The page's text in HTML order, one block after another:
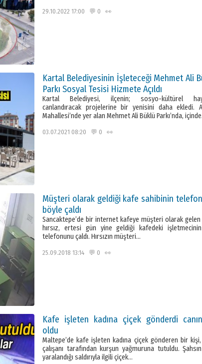
29.10.2022 17:00 💬 0 👀
Kartal Belediyesinin İşleteceği Mehmet Ali
Parkı Sosyal Tesisi Hizmete Açıldı
Kartal Belediyesi, ilçenin; sosyo-kültürel
canlandıracak projelerine bir yenisini daha ekledi.
Mahallesi’nde yer alan Mehmet Ali Büklü Parkı’nda,
03.07.2021 08:20 💬 0 👀
Müşteri olarak geldiği kafe sahibinin
böyle çaldı
Sancaktepe’de bir internet kafeye müşteri olarak gelen
hırsız, ertesi gün yine geldiği kafedeki
telefonunu çaldı. Hırsızın müşteri…
25.09.2018 13:14 💬 0 👀
Kafe işleten kadına çiçek gönderdi
oldu
Maltepe’de kafe işleten kadına çiçek gönderen bir
çalışanı tarafından kurşun yağmuruna tutuldu.
yaralandığı saldırıyla ilgili çiçek…